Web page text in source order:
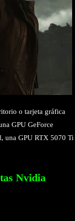
o tarjeta gráfica
GPU GeForce
una GPU RTX 5070 Ti
Nvidia